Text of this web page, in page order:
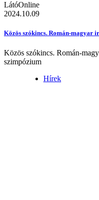
LátóOnline
2024.10.09
Közös szókincs. Román-
Közös szókincs. Román-
szimpózium
Hírek